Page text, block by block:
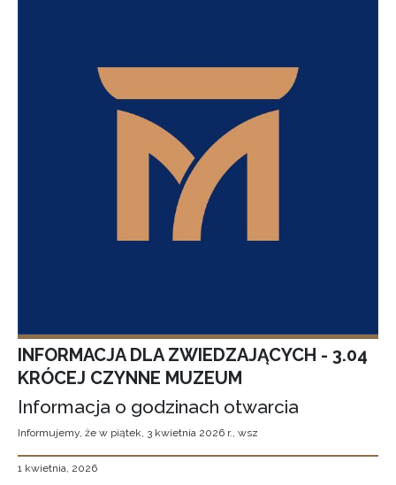
INFORMACJA DLA ZWIEDZAJĄCYCH - 3.04
KRÓCEJ CZYNNE MUZEUM
Informacja o godzinach otwarcia
Informujemy, że w piątek, 3 kwietnia 2026 r., wsz
1 kwietnia, 2026